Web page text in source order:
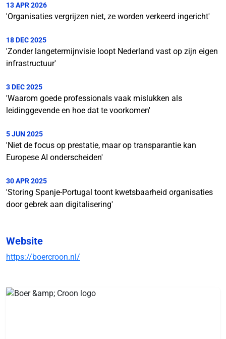
13 APR 2026
'Organisaties vergrijzen niet, ze worden verkeerd ingericht'
18 DEC 2025
'Zonder langetermijnvisie loopt Nederland vast op zijn eigen
infrastructuur'
3 DEC 2025
'Waarom goede professionals vaak mislukken als
leidinggevende en hoe dat te voorkomen'
5 JUN 2025
'Niet de focus op prestatie, maar op transparantie kan
Europese AI onderscheiden'
30 APR 2025
'Storing Spanje-Portugal toont kwetsbaarheid organisaties
door gebrek aan digitalisering'
Website
https://boercroon.nl/